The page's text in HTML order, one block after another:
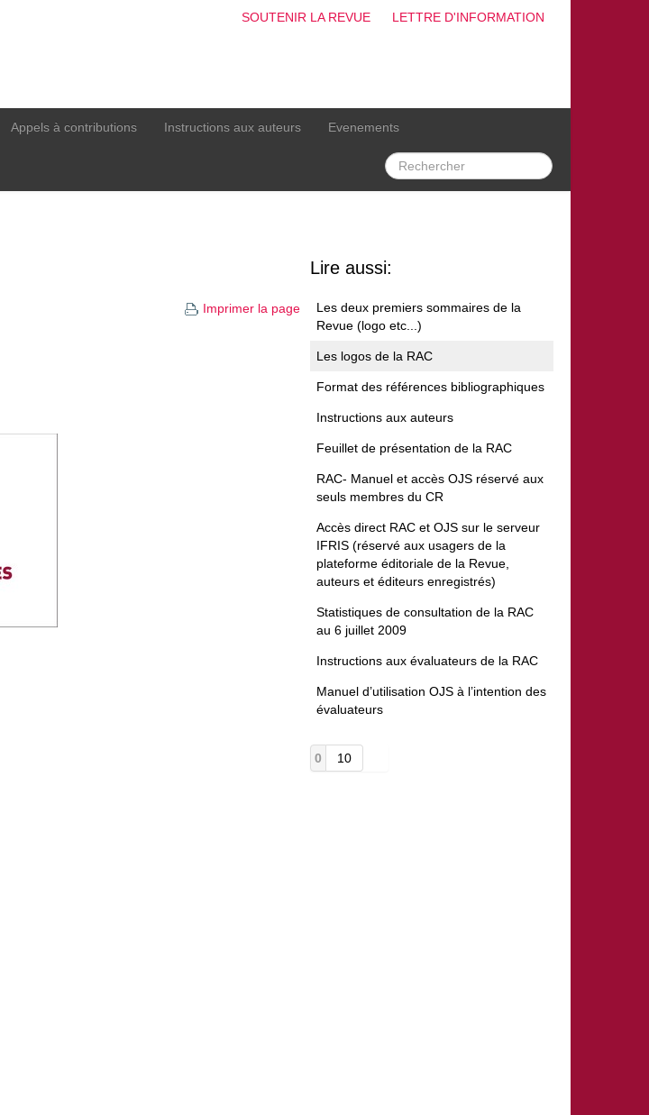
SOUTENIR LA REVUE LETTRE D'INFORMATION
Appels à contributions Instructions aux auteurs Evenements
Imprimer la page
Lire aussi:
Les deux premiers sommaires de la
Revue (logo etc...)
Les logos de la RAC
Format des références bibliographiques
Instructions aux auteurs
Feuillet de présentation de la RAC
RAC- Manuel et accès OJS réservé aux
seuls membres du CR
Accès direct RAC et OJS sur le serveur
IFRIS (réservé aux usagers de la
plateforme éditoriale de la Revue,
auteurs et éditeurs enregistrés)
Statistiques de consultation de la RAC
au 6 juillet 2009
Instructions aux évaluateurs de la RAC
Manuel d’utilisation OJS à l’intention des
évaluateurs
0 10